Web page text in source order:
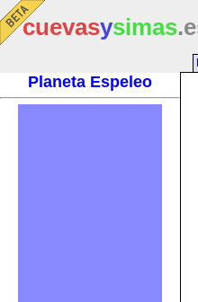
cuevasysimas
Planeta Espeleo